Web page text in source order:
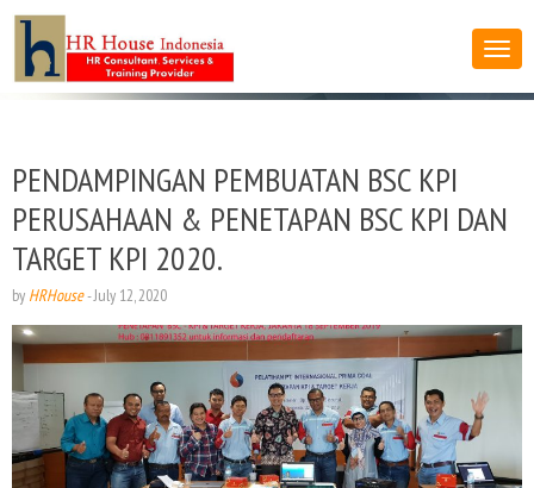
PENDAMPINGAN PEMBUATAN BSC KPI
PERUSAHAAN & PENETAPAN BSC KPI DAN
TARGET KPI 2020.
by HRHouse-July 12, 2020